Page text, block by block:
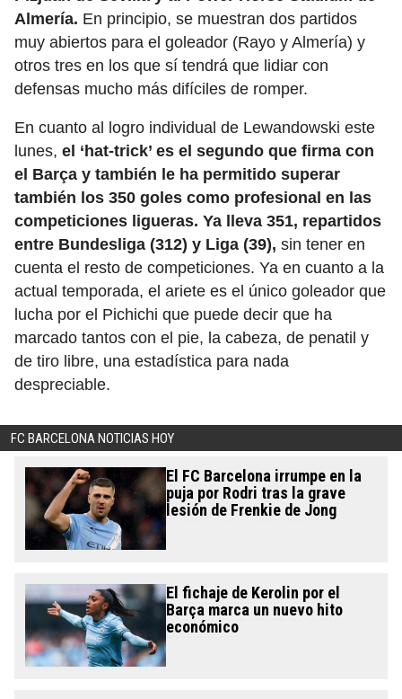
Almería. En principio, se muestran dos partidos
muy abiertos para el goleador (Rayo y Almería) y
otros tres en los que sí tendrá que lidiar con
defensas mucho más difíciles de romper.
En cuanto al logro individual de Lewandowski este
lunes, el ‘hat-trick’ es el segundo que firma con
el Barça y también le ha permitido superar
también los 350 goles como profesional en las
competiciones ligueras. Ya lleva 351, repartidos
entre Bundesliga (312) y Liga (39), sin tener en
cuenta el resto de competiciones. Ya en cuanto a la
actual temporada, el ariete es el único goleador que
lucha por el Pichichi que puede decir que ha
marcado tantos con el pie, la cabeza, de penatil y
de tiro libre, una estadística para nada
despreciable.
FC BARCELONA NOTICIAS HOY
El FC Barcelona irrumpe en la
puja por Rodri tras la grave
lesión de Frenkie de Jong
El fichaje de Kerolin por el
Barça marca un nuevo hito
económico